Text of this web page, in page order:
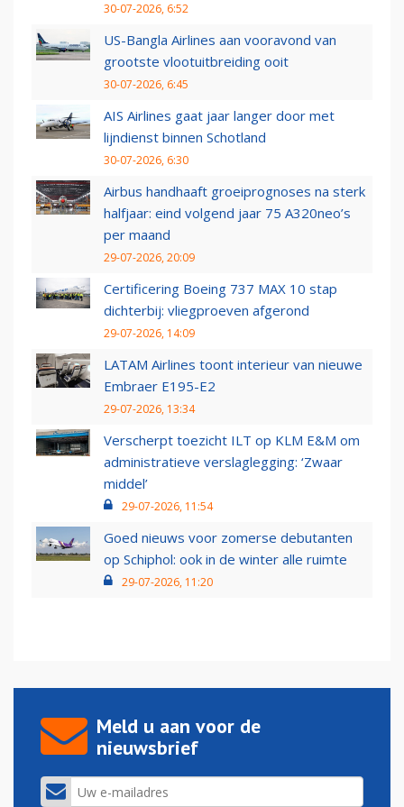
30-07-2026, 6:52
US-Bangla Airlines aan vooravond van
grootste vlootuitbreiding ooit
30-07-2026, 6:45
AIS Airlines gaat jaar langer door met
lijndienst binnen Schotland
30-07-2026, 6:30
Airbus handhaaft groeiprognoses na sterk
halfjaar: eind volgend jaar 75 A320neo’s
per maand
29-07-2026, 20:09
Certificering Boeing 737 MAX 10 stap
dichterbij: vliegproeven afgerond
29-07-2026, 14:09
LATAM Airlines toont interieur van nieuwe
Embraer E195-E2
29-07-2026, 13:34
Verscherpt toezicht ILT op KLM E&M om
administratieve verslaglegging: ‘Zwaar
middel’
29-07-2026, 11:54
Goed nieuws voor zomerse debutanten
op Schiphol: ook in de winter alle ruimte
29-07-2026, 11:20
Meld u aan voor de
nieuwsbrief